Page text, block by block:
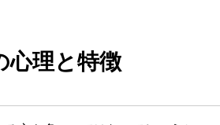
心理と特徴